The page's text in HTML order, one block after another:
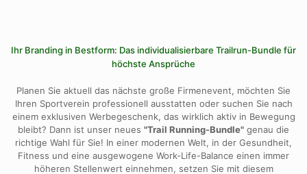
Ihr Branding in Bestform: Das individualisierbare Trailrun-Bundle für
höchste Ansprüche
Planen Sie aktuell das nächste große Firmenevent, möchten Sie
Ihren Sportverein professionell ausstatten oder suchen Sie nach
einem exklusiven Werbegeschenk, das wirklich aktiv in Bewegung
bleibt? Dann ist unser neues "Trail Running-Bundle" genau die
richtige Wahl für Sie! In einer modernen Welt, in der Gesundheit,
Fitness und eine ausgewogene Work-Life-Balance einen immer
höheren Stellenwert einnehmen, setzen Sie mit diesem